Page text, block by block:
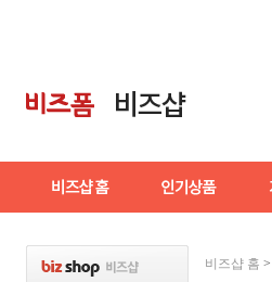
비즈샵 홈 >